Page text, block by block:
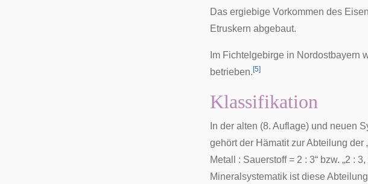
Das ergiebige Vorkommen des
Etruskern abgebaut.
Im Fichtelgebirge in Nordostbayern
betrieben. [5]
Klassifikation
In der alten (8. Auflage) und neuen
gehört der Hämatit zur Abteilung
Metall : Sauerstoff = 2 : 3“ bzw. „2 :
Mineralsystematik ist diese